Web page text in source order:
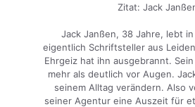
Zitat: Jack
Jack Janßen, 38 Jahre, lebt
eigentlich Schriftsteller aus
Ehrgeiz hat ihn ausgebrannt.
mehr als deutlich vor Augen.
seinem Alltag verändern. Also
seiner Agentur eine Auszeit für